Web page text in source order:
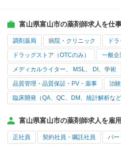
富山県富山市の薬剤師求人を仕
調剤薬局 病院・クリニック ド
ドラッグストア（OTCのみ） 一般企
メディカルライター、 MSL、 DI、学術
品質管理・品質保証・PV・薬事 治
臨床開発（QA、QC、DM、統計解析など
富山県富山市の薬剤師求人を雇
正社員 契約社員・嘱託社員 パー